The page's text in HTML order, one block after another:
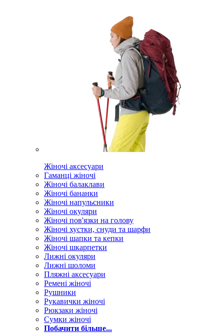
Жіночі аксесуари
Гаманці жіночі
Жіночі балаклави
Жіночі бананки
Жіночі напульсники
Жіночі окуляри
Жіночі пов'язки на голову
Жіночі хустки, снуди та шарфи
Жіночі шапки та кепки
Жіночі шкарпетки
Лижні окуляри
Лижні шоломи
Пляжні аксесуари
Ремені жіночі
Рушники
Рукавички жіночі
Рюкзаки жіночі
Сумки жіночі
Побачити більше...